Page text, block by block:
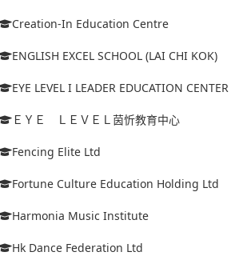
Creation-In Education Centre
ENGLISH EXCEL SCHOOL (LAI CHI KOK)
EYE LEVEL I LEADER EDUCATION CENTER
ＥＹＥ ＬＥＶＥＬ茵忻教育中心
Fencing Elite Ltd
Fortune Culture Education Holding Ltd
Harmonia Music Institute
Hk Dance Federation Ltd